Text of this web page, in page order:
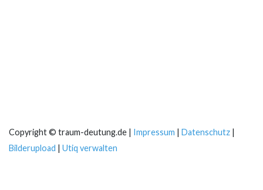
Copyright © traum-deutung.de | Impressum | Datenschutz |
Bilderupload | Utiq verwalten